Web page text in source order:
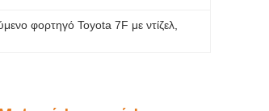
φορτηγό Toyota 7F με ντίζελ